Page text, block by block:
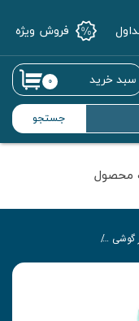
جستجو
۰ سبد خرید
فروش ویژه
محصول
گوشی